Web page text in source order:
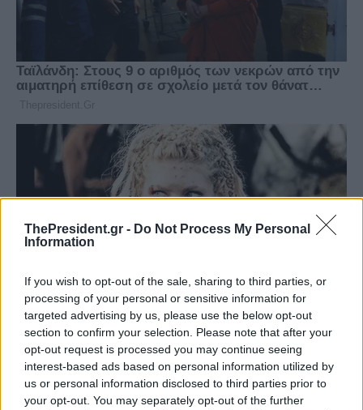
ThePresident.gr - Do Not Process My Personal
Information
If you wish to opt-out of the sale, sharing to third parties, or
processing of your personal or sensitive information for
targeted advertising by us, please use the below opt-out
section to confirm your selection. Please note that after your
opt-out request is processed you may continue seeing
interest-based ads based on personal information utilized by
us or personal information disclosed to third parties prior to
your opt-out. You may separately opt-out of the further